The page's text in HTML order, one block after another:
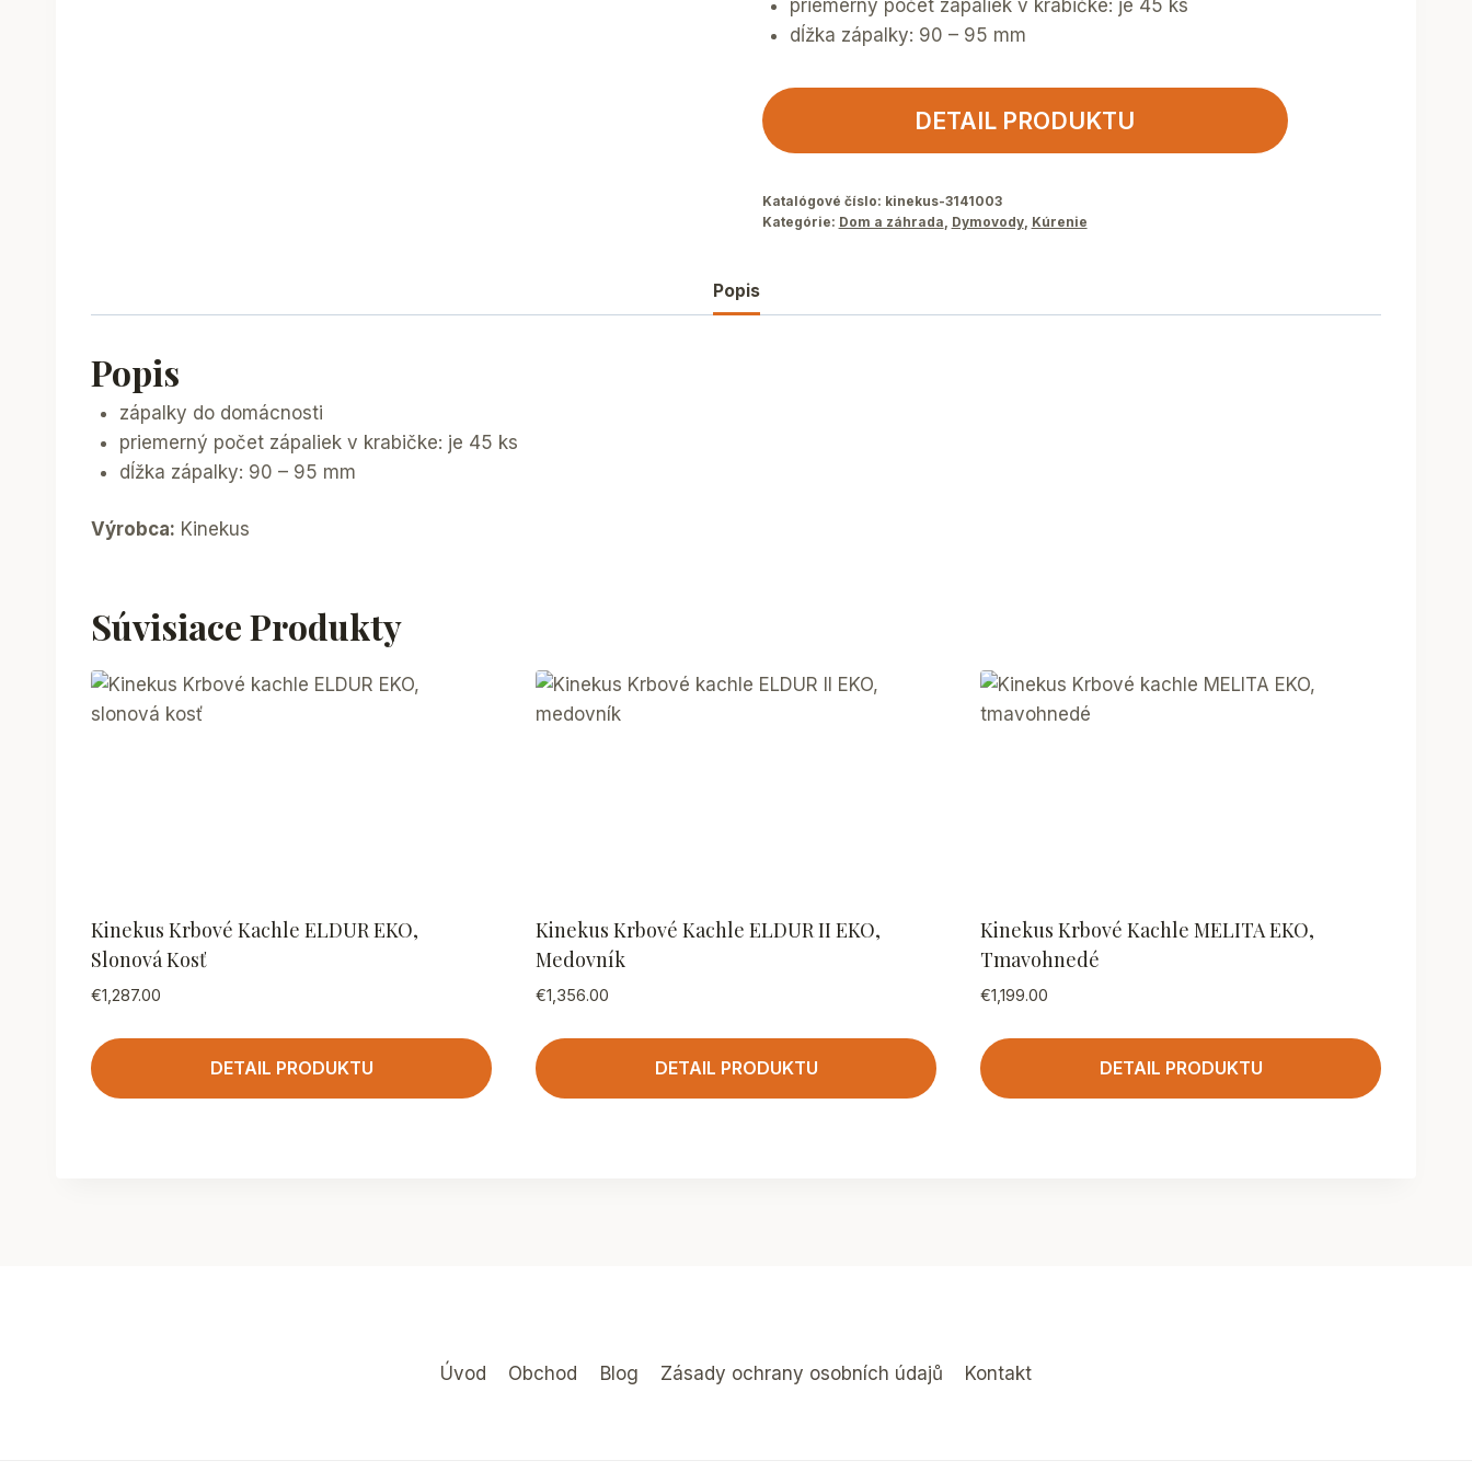
priemerný počet zápaliek v krabičke: je 45 ks
dĺžka zápalky: 90 – 95 mm
DETAIL PRODUKTU
Katalógové číslo: kinekus-3141003
Kategórie: Dom a záhrada, Dymovody, Kúrenie
Popis
Popis
zápalky do domácnosti
priemerný počet zápaliek v krabičke: je 45 ks
dĺžka zápalky: 90 – 95 mm
Výrobca: Kinekus
Súvisiace Produkty
Kinekus Krbové Kachle ELDUR EKO,
Slonová Kosť
€1,287.00
DETAIL PRODUKTU
Kinekus Krbové Kachle ELDUR II EKO,
Medovník
€1,356.00
DETAIL PRODUKTU
Kinekus Krbové Kachle MELITA EKO,
Tmavohnedé
€1,199.00
DETAIL PRODUKTU
Úvod Obchod Blog Zásady ochrany osobních údajů Kontakt